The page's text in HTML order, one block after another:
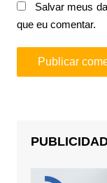
Salvar meus
que eu comentar.